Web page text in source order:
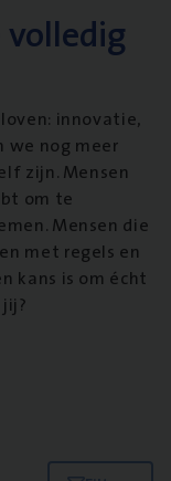
innovatie,
we nog meer
zijn. Mensen
om te
Mensen die
met regels en
kans is om écht